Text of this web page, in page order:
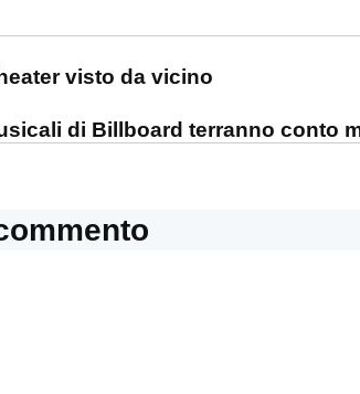
visto da vicino
di Billboard terranno conto